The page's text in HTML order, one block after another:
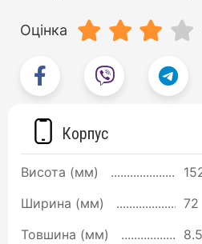
Оцінка
Корпус
Висота (мм)
Ширина (мм)
72
Товшина (мм)
8.5